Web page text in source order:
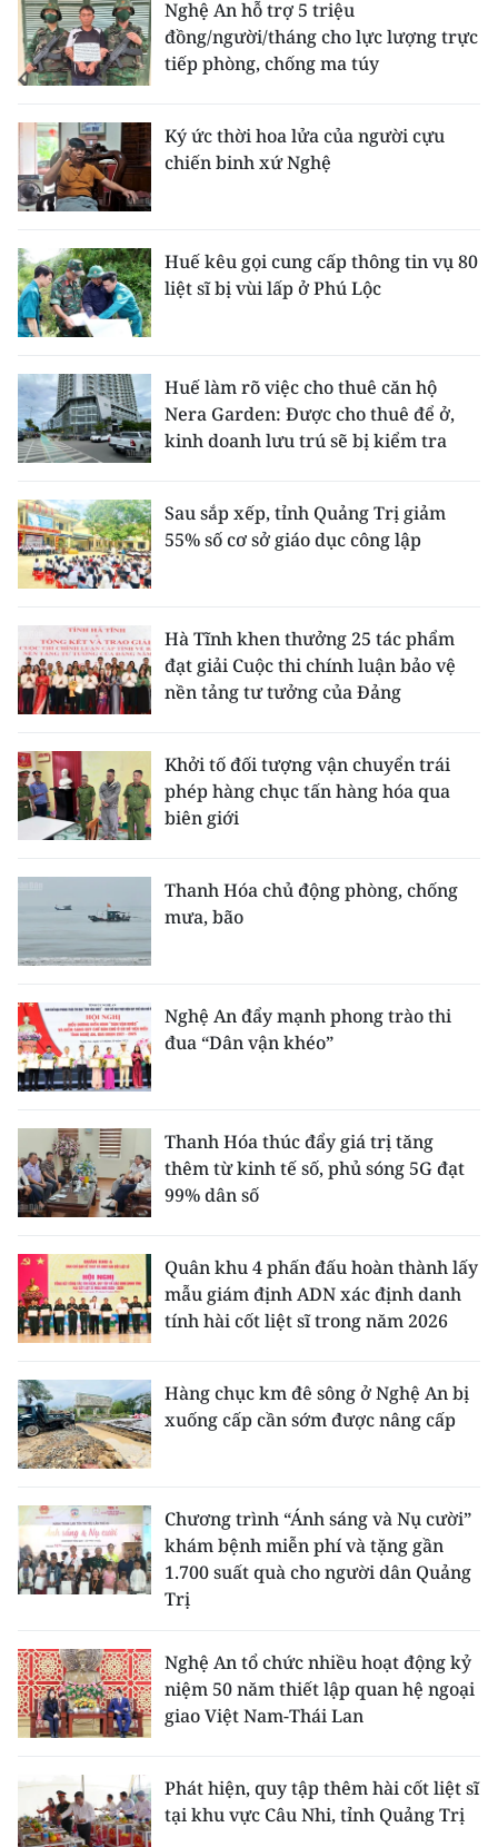
Nghệ An hỗ trợ 5 triệu
đồng/người/tháng cho lực lượng trực
tiếp phòng, chống ma túy
Ký ức thời hoa lửa của người cựu
chiến binh xứ Nghệ
Huế kêu gọi cung cấp thông tin vụ 80
liệt sĩ bị vùi lấp ở Phú Lộc
Huế làm rõ việc cho thuê căn hộ
Nera Garden: Được cho thuê để ở,
kinh doanh lưu trú sẽ bị kiểm tra
Sau sắp xếp, tỉnh Quảng Trị giảm
55% số cơ sở giáo dục công lập
Hà Tĩnh khen thưởng 25 tác phẩm
đạt giải Cuộc thi chính luận bảo vệ
nền tảng tư tưởng của Đảng
Khởi tố đối tượng vận chuyển trái
phép hàng chục tấn hàng hóa qua
biên giới
Thanh Hóa chủ động phòng, chống
mưa, bão
Nghệ An đẩy mạnh phong trào thi
đua “Dân vận khéo”
Thanh Hóa thúc đẩy giá trị tăng
thêm từ kinh tế số, phủ sóng 5G đạt
99% dân số
Quân khu 4 phấn đấu hoàn thành lấy
mẫu giám định ADN xác định danh
tính hài cốt liệt sĩ trong năm 2026
Hàng chục km đê sông ở Nghệ An bị
xuống cấp cần sớm được nâng cấp
Chương trình “Ánh sáng và Nụ cười”
khám bệnh miễn phí và tặng gần
1.700 suất quà cho người dân Quảng
Trị
Nghệ An tổ chức nhiều hoạt động kỷ
niệm 50 năm thiết lập quan hệ ngoại
giao Việt Nam-Thái Lan
Phát hiện, quy tập thêm hài cốt liệt sĩ
tại khu vực Câu Nhi, tỉnh Quảng Trị